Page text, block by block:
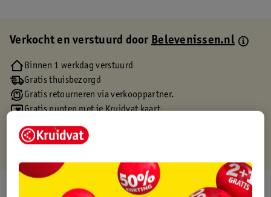
Verkocht en verstuurd doorBelevenissen.nl
Binnen 1 werkdag verstuurd
Gratis thuisbezorgd
Gratis retourneren via verkooppartner.
Gratis punten met je Kruidvat kaart
Over dit product